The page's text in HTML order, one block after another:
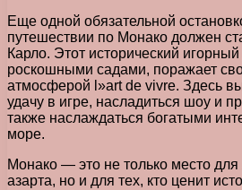
Еще одной обязательной
путешествии по Монако должен
Карло. Этот исторический
роскошными садами, поражает
атмосферой l»art de vivre. Здесь
удачу в игре, насладиться шоу и
также наслаждаться богатыми
море.
Монако — это не только место
азарта, но и для тех, кто ценит